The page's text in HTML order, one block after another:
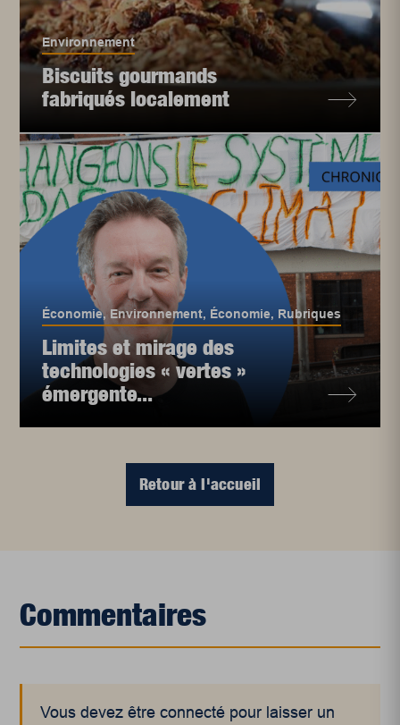
Environnement
Biscuits gourmands
fabriqués localement
Économie, Environnement, Économie, Rubriques
Limites et mirage des
technologies « vertes »
émergente...
Retour à l'accueil
Commentaires
Vous devez être connecté pour laisser un